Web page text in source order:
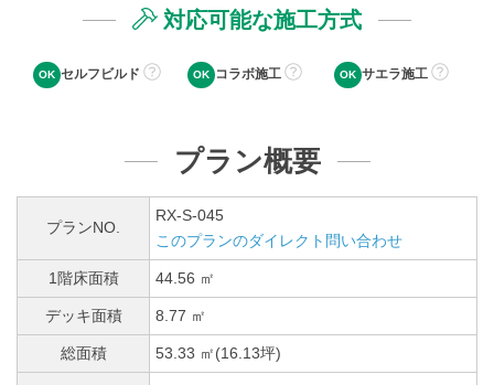
対応可能な施工方式
セルフビルド コラボ施工 サエラ施工
プラン概要
プランNO.
RX-S-045
このプランのダイレクト問い合わせ
1階床面積 44.56 ㎡
デッキ面積 8.77 ㎡
総面積 53.33 ㎡(16.13坪)